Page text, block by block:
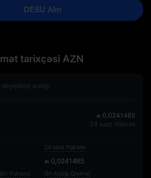
DESU Alın
tarixçəsi AZN
aralığı:
₼ 0,0241485
24 saat Yüksək
24 saat Yüksək
₼ 0,0241485
Yüksəyi Ən Aşağı Qiymət